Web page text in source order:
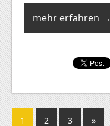
mehr erfahren →
1 2 3 »